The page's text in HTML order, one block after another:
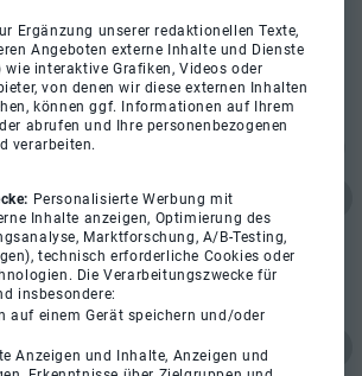
Ergänzung unserer redaktionellen Texte,
Angeboten externe Inhalte und Dienste
wie interaktive Grafiken, Videos oder
von denen wir diese externen Inhalten
können ggf. Informationen auf Ihrem
abrufen und Ihre personenbezogenen
verarbeiten.
Personalisierte Werbung mit
Inhalte anzeigen, Optimierung des
Marktforschung, A/B-Testing,
technisch erforderliche Cookies oder
Die Verarbeitungszwecke für
insbesondere:
auf einem Gerät speichern und/oder
Anzeigen und Inhalte, Anzeigen und